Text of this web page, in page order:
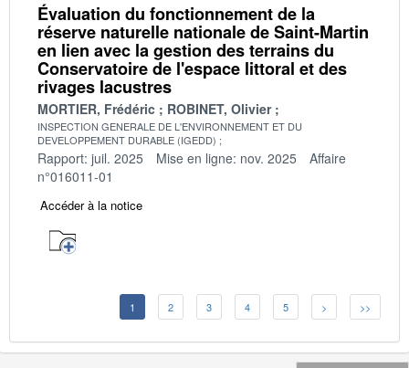
Évaluation du fonctionnement de la
réserve naturelle nationale de Saint-Martin
en lien avec la gestion des terrains du
Conservatoire de l'espace littoral et des
rivages lacustres
MORTIER, Frédéric ROBINET, Olivier
INSPECTION GENERALE DE L'ENVIRONNEMENT ET DU
DEVELOPPEMENT DURABLE (IGEDD)
Rapport: juil. 2025 Mise en ligne: nov. 2025
Affaire
n°016011-01
Accéder à la notice
1 2 3 4 5 > >>